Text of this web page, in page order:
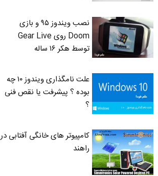
نصب ویندوز ۹۵ و بازی
Doom روی Gear Live
توسط هکر ۱۶ ساله
علت نامگذاری ویندوز ۱۰ چه
بوده ؟ پیشرفت یا نقص فنی
؟
کامپیوتر های خانگی آفتابی در
راهند